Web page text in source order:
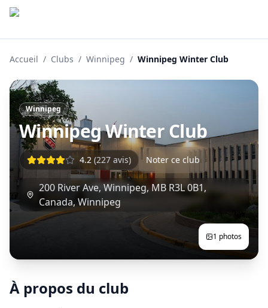
Accueil / Clubs / Winnipeg / Winnipeg Winter Club
Winnipeg
Winnipeg Winter Club
4.2 (227 avis) Noter ce club
200 River Ave, Winnipeg, MB R3L 0B1,
Canada, Winnipeg
1 photos
À propos du club